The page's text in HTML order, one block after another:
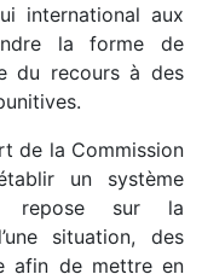
international aux
la forme de
du recours à des
de la Commission
un système
repose sur la
situation, des
afin de mettre en